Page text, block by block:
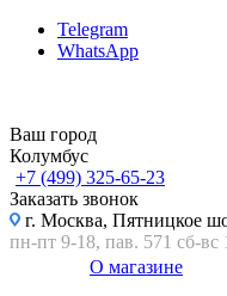
Telegram
WhatsApp
Ваш город
Колумбус
+7 (499) 325-65-23
Заказать звонок
г. Москва, Пятницкое
пн-пт 9-18, пав. 571 сб-вс
О магазине